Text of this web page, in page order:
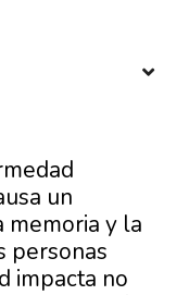
un
y la
personas
impacta no